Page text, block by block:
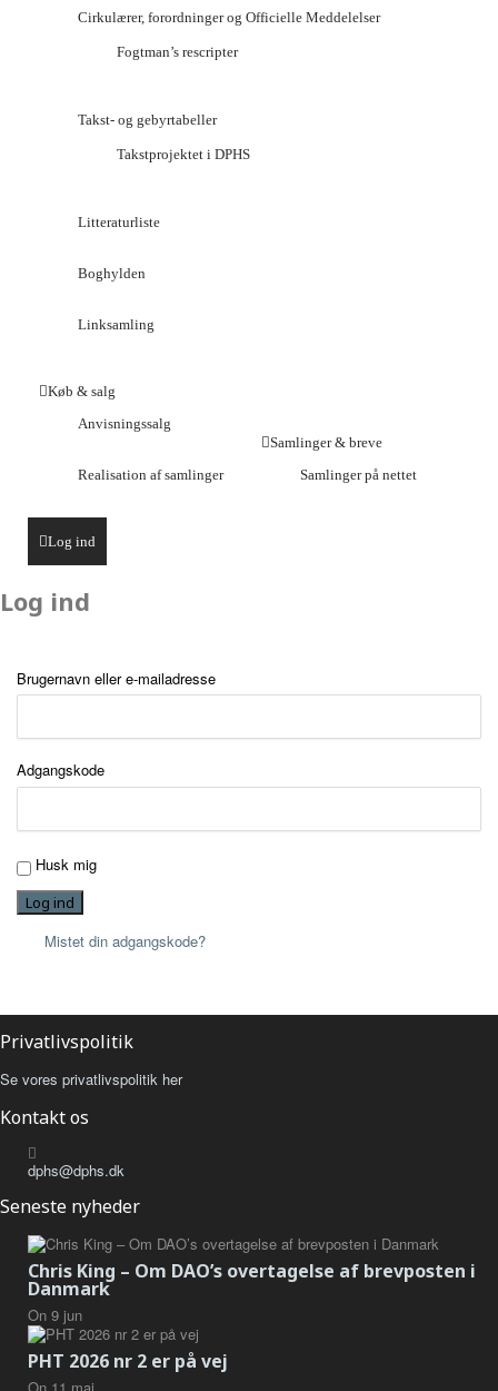
Cirkulærer, forordninger og Officielle Meddelelser
Fogtman’s rescripter
Takst- og gebyrtabeller
Takstprojektet i DPHS
Litteraturliste
Boghylden
Linksamling
Køb & salg
Anvisningssalg
Realisation af samlinger
Samlinger & breve
Samlinger på nettet
Log ind
Log ind
Brugernavn eller e-mailadresse
Adgangskode
Husk mig
Log ind
Mistet din adgangskode?
Privatlivspolitik
Se vores privatlivspolitik her
Kontakt os
dphs@dphs.dk
Seneste nyheder
Chris King – Om DAO’s overtagelse af brevposten i
Danmark
On 9 jun
PHT 2026 nr 2 er på vej